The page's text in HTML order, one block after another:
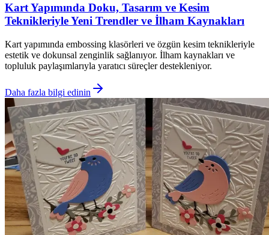
Kart Yapımında Doku, Tasarım ve Kesim
Teknikleriyle Yeni Trendler ve İlham Kaynakları
Kart yapımında embossing klasörleri ve özgün kesim teknikleriyle
estetik ve dokunsal zenginlik sağlanıyor. İlham kaynakları ve
topluluk paylaşımlarıyla yaratıcı süreçler destekleniyor.
Daha fazla bilgi edinin